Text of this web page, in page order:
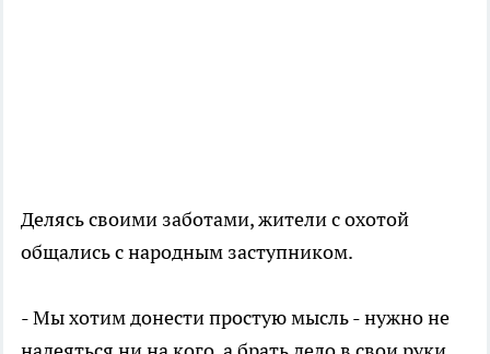
Делясь своими заботами, жители с охотой
общались с народным заступником.
- Мы хотим донести простую мысль - нужно не